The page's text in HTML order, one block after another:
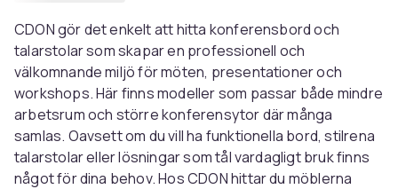
CDON gör det enkelt att hitta konferensbord och
talarstolar som skapar en professionell och
välkomnande miljö för möten, presentationer och
workshops. Här finns modeller som passar både mindre
arbetsrum och större konferensytor där många
samlas. Oavsett om du vill ha funktionella bord, stilrena
talarstolar eller lösningar som tål vardagligt bruk finns
något för dina behov. Hos CDON hittar du möblerna